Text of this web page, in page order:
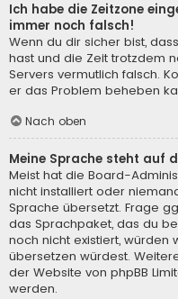
Ich habe die Zeitzone
immer noch falsch!
Wenn du dir sicher bist,
hast und die Zeit trotzdem
Servers vermutlich falsch.
er das Problem beheben
Nach oben
Meine Sprache steht auf
Meist hat die Board-
nicht installiert oder
Sprache übersetzt. Frage
das Sprachpaket, das du
noch nicht existiert, würden
übersetzen würdest.
der Website von phpBB
werden.